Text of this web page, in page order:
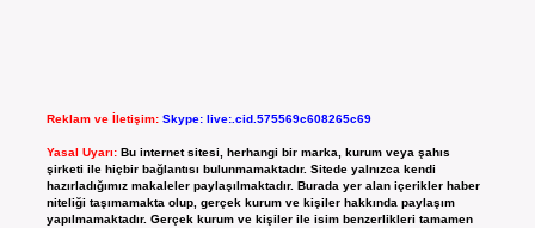
Reklam ve İletişim: Skype: live:.cid.575569c608265c69
Yasal Uyarı: Bu internet sitesi, herhangi bir marka, kurum veya şahıs
şirketi ile hiçbir bağlantısı bulunmamaktadır. Sitede yalnızca kendi
hazırladığımız makaleler paylaşılmaktadır. Burada yer alan içerikler haber
niteliği taşımamakta olup, gerçek kurum ve kişiler hakkında paylaşım
yapılmamaktadır. Gerçek kurum ve kişiler ile isim benzerlikleri tamamen